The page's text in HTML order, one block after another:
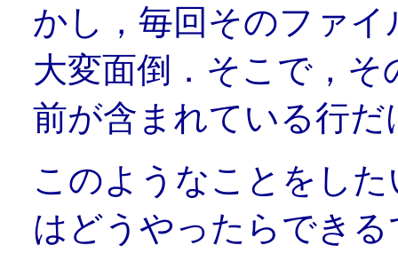
かし，毎回そのファ
大変面倒．そこで，
前が含まれている行
このようなことをし
はどうやったらできる